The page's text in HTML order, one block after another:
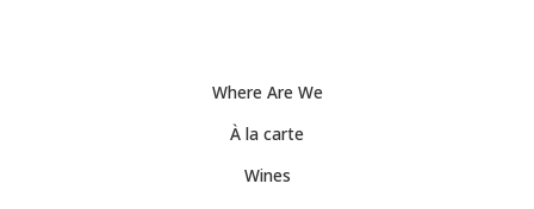
Where Are We
À la carte
Wines